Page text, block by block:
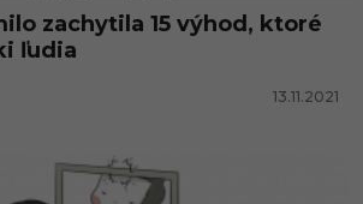
zachytila 15 výhod, ktoré
ľudia
13.11.2021